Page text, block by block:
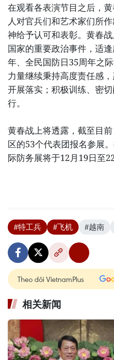
在观看各表演节目之后，
人对官兵们和艺术家们所
神给予认可和表彰。黄春
国家的重要政治事件，适
年、全民国防日35周年之
力量继续秉持高度责任感
开展落实；积极训练、密
行。
黄春战上将透露，截至目
区的53个代表团报名参展
际防务展将于12月19日至
#特工兵 #飞机 #越南
Theo dõi VietnamPlus
相关新闻